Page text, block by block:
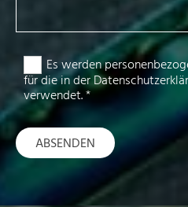
Es werden
für die in der
verwendet. *